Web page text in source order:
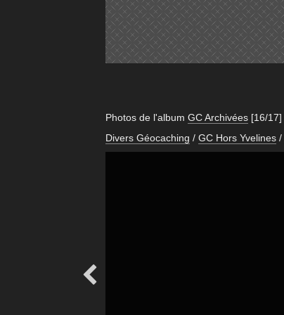
Photos de l'album GC Archivées [16/17]
Divers Géocaching / GC Hors Yvelines /
